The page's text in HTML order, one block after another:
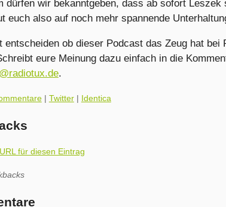
dürfen wir bekanntgeben, dass ab sofort
euch also auf noch mehr spannende
entscheiden ob dieser Podcast das Zeug hat bei
eure Meinung dazu einfach in die
.
| Twitter| Identica
für diesen Eintrag